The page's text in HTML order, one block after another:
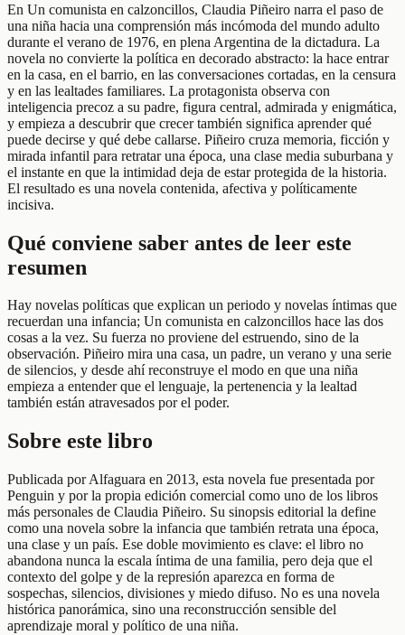
En Un comunista en calzoncillos, Claudia Piñeiro narra el paso de
una niña hacia una comprensión más incómoda del mundo adulto
durante el verano de 1976, en plena Argentina de la dictadura. La
novela no convierte la política en decorado abstracto: la hace entrar
en la casa, en el barrio, en las conversaciones cortadas, en la censura
y en las lealtades familiares. La protagonista observa con
inteligencia precoz a su padre, figura central, admirada y enigmática,
y empieza a descubrir que crecer también significa aprender qué
puede decirse y qué debe callarse. Piñeiro cruza memoria, ficción y
mirada infantil para retratar una época, una clase media suburbana y
el instante en que la intimidad deja de estar protegida de la historia.
El resultado es una novela contenida, afectiva y políticamente
incisiva.
Qué conviene saber antes de leer este
resumen
Hay novelas políticas que explican un periodo y novelas íntimas que
recuerdan una infancia; Un comunista en calzoncillos hace las dos
cosas a la vez. Su fuerza no proviene del estruendo, sino de la
observación. Piñeiro mira una casa, un padre, un verano y una serie
de silencios, y desde ahí reconstruye el modo en que una niña
empieza a entender que el lenguaje, la pertenencia y la lealtad
también están atravesados por el poder.
Sobre este libro
Publicada por Alfaguara en 2013, esta novela fue presentada por
Penguin y por la propia edición comercial como uno de los libros
más personales de Claudia Piñeiro. Su sinopsis editorial la define
como una novela sobre la infancia que también retrata una época,
una clase y un país. Ese doble movimiento es clave: el libro no
abandona nunca la escala íntima de una familia, pero deja que el
contexto del golpe y de la represión aparezca en forma de
sospechas, silencios, divisiones y miedo difuso. No es una novela
histórica panorámica, sino una reconstrucción sensible del
aprendizaje moral y político de una niña.